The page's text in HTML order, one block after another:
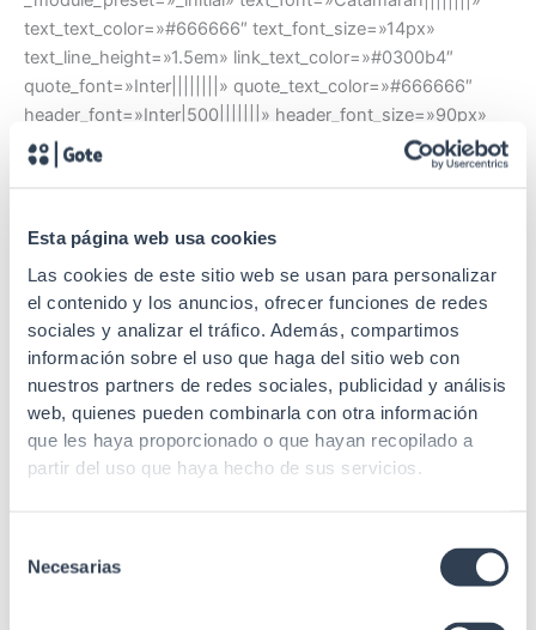
Esta página web usa cookies
Las cookies de este sitio web se usan para personalizar
el contenido y los anuncios, ofrecer funciones de redes
sociales y analizar el tráfico. Además, compartimos
información sobre el uso que haga del sitio web con
nuestros partners de redes sociales, publicidad y análisis
web, quienes pueden combinarla con otra información
que les haya proporcionado o que hayan recopilado a
partir del uso que haya hecho de sus servicios.
Necesarias
text_text_color=»#666666″ text_font_size=»14px»
text_line_height=»1.5em» link_text_color=»#0300b4″
quote_font=»Inter||||||||» quote_text_color=»#666666″
header_font=»Inter|500|||||||» header_font_size=»90px»
header_line_height=»1.2em»
header_2_font=»Inter|500|||||||»
header_3_font=»Inter|500|||||||»
header_4_font=»Inter|500|||||||»
header_4_line_height=»1.4em»
header_5_font=»Inter|500|||||||»
header_6_font=»Inter|500|||||||»
text_font_size_tablet=»15px» text_font_size_phone=»14px»
text_font_size_last_edited=»on|desktop»
quote_font_size_tablet=»16px»
header_4_font_size_tablet=»21px»